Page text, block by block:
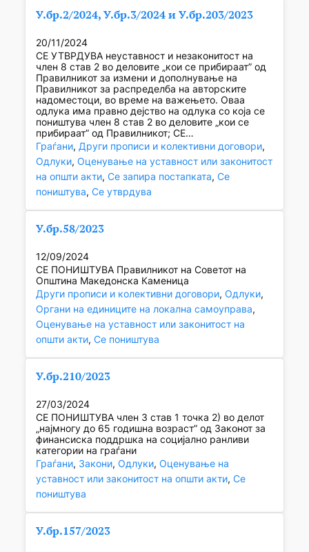
У.бр.2/2024, У.бр.3/2024 и У.бр.203/2023
20/11/2024
СЕ УТВРДУВА неуставност и незаконитост на
член 8 став 2 во деловите „кои се прибираат” од
Правилникот за измени и дополнување на
Правилникот за распределба на авторските
надоместоци, во време на важењето. Оваа
одлука има правно дејство на одлука со која се
поништува член 8 став 2 во деловите „кои се
прибираат” од Правилникот; СЕ…
Граѓани, Други прописи и колективни договори
Одлуки, Оценување на уставност или законитост
на општи акти, Се запира постапката, Се
поништува, Се утврдува
У.бр.58/2023
12/09/2024
СЕ ПОНИШТУВА Правилникот на Советот на
Општина Македонска Каменица
Други прописи и колективни договори, Одлуки
Органи на единиците на локална самоуправа
Оценување на уставност или законитост на
општи акти, Се поништува
У.бр.210/2023
27/03/2024
СЕ ПОНИШТУВА член 3 став 1 точка 2) во делот
„најмногу до 65 годишна возраст” од Законот за
финансиска поддршка на социјално ранливи
категории на граѓани
Граѓани, Закони, Одлуки, Оценување на
уставност или законитост на општи акти, Се
поништува
У.бр.157/2023